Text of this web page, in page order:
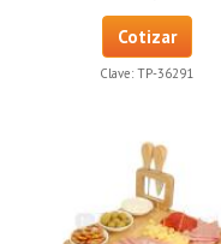
Cotizar
Clave: TP-36291